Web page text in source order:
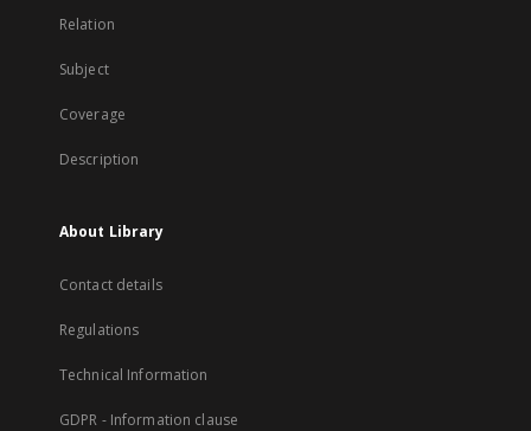
Relation
Subject
Coverage
Description
About Library
Contact details
Regulations
Technical Information
GDPR - Information clause